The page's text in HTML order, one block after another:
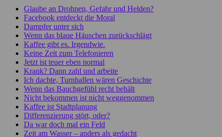
Glaube an Drohnen, Gefahr und Helden?
Facebook entdeckt die Moral
Dampfer unter sich
Wenn das blaue Häuschen zurückschlägt
Kaffee gibt es. Irgendwie.
Keine Zeit zum Telefonieren
Jetzt ist teuer eben normal
Krank? Dann zahl und arbeite
Ich dachte, Turnhallen wären Geschichte
Wenn das Bauchgefühl recht behält
Nicht bekommen ist nicht weggenommen
Kaffee ist Stadtplanung
Differenzierung stört, oder?
Da war doch mal ein Feld
Zeit am Wasser – anders als gedacht